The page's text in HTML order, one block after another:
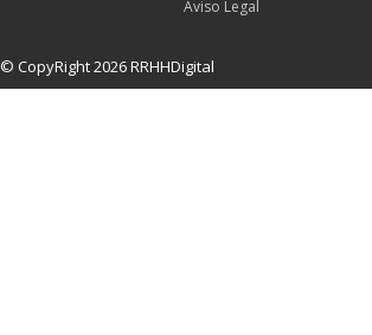
Aviso Legal
© CopyRight 2026 RRHHDigital